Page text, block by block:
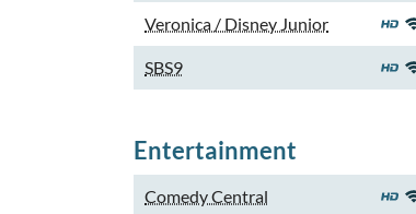
Veronica / Disney Junior
SBS9
Entertainment
Comedy Central